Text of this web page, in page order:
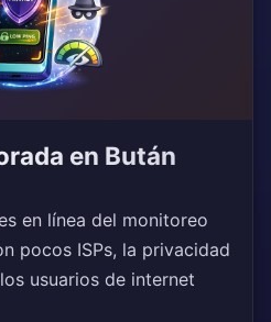
en Bután
en línea del monitoreo
pocos ISPs, la privacidad
usuarios de internet